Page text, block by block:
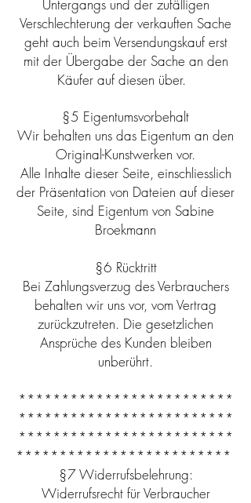
Untergangs und der zufälligen
Verschlechterung der verkauften Sache
geht auch beim Versendungskauf erst
mit der Übergabe der Sache an den
Käufer auf diesen über.
§5 Eigentumsvorbehalt
Wir behalten uns das Eigentum an den
Original-Kunstwerken vor.
Alle Inhalte dieser Seite, einschliesslich
der Präsentation von Dateien auf dieser
Seite, sind Eigentum von Sabine
Broekmann
§6 Rücktritt
Bei Zahlungsverzug des Verbrauchers
behalten wir uns vor, vom Vertrag
zurückzutreten. Die gesetzlichen
Ansprüche des Kunden bleiben
unberührt.
*************************
*************************
*************************
*************************
§7 Widerrufsbelehrung:
Widerrufsrecht für Verbraucher